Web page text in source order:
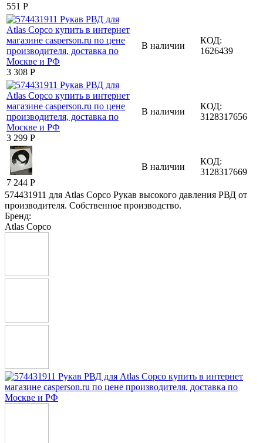
‍551‍ Р
3 308 Р
В наличии
КОД:
1626439
3 299 Р
В наличии
КОД:
3128317656
7 244 Р
В наличии
КОД:
3128317669
574431911 для Atlas Copco Рукав высокого давления РВД от
производителя. Собственное производство.
Бренд:
Atlas Copco